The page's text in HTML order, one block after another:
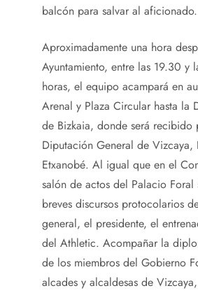
balcón para salvar al aficionado.
Aproximadamente una hora
Ayuntamiento, entre las 19.30 y
horas, el equipo acampará en
Arenal y Plaza Circular hasta la
de Bizkaia, donde será recibido
Diputación General de Vizcaya,
Etxanobé. Al igual que en el
salón de actos del Palacio
breves discursos protocolarios
general, el presidente, el
del Athletic. Acompañar la
de los miembros del Gobierno
alcades y alcaldesas de